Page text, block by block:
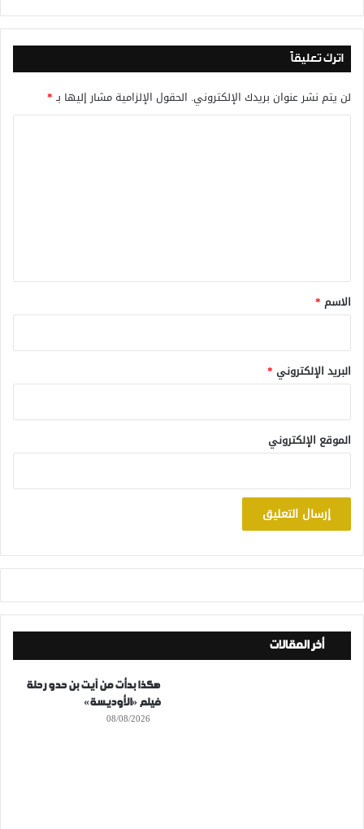
اترك تعليقاً
لن يتم نشر عنوان بريدك الإلكتروني. الحقول الإلزامية مشار إليها بـ*
*
الاسم *
البريد الإلكتروني *
الموقع الإلكتروني
أخر المقالات
هكذا بدأت من آيت بن حدو رحلة
فيلم «الأوديسة»
08/08/2026